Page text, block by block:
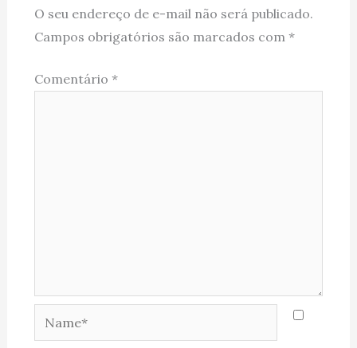
O seu endereço de e-mail não será publicado.
Campos obrigatórios são marcados com *
Comentário *
Name*